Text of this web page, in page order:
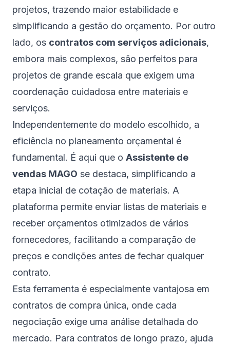
projetos, trazendo maior estabilidade e
simplificando a gestão do orçamento. Por outro
lado, os contratos com serviços adicionais,
embora mais complexos, são perfeitos para
projetos de grande escala que exigem uma
coordenação cuidadosa entre materiais e
serviços.
Independentemente do modelo escolhido, a
eficiência no planeamento orçamental é
fundamental. É aqui que o Assistente de
vendas MAGO se destaca, simplificando a
etapa inicial de cotação de materiais. A
plataforma permite enviar listas de materiais e
receber orçamentos otimizados de vários
fornecedores, facilitando a comparação de
preços e condições antes de fechar qualquer
contrato.
Esta ferramenta é especialmente vantajosa em
contratos de compra única, onde cada
negociação exige uma análise detalhada do
mercado. Para contratos de longo prazo, ajuda